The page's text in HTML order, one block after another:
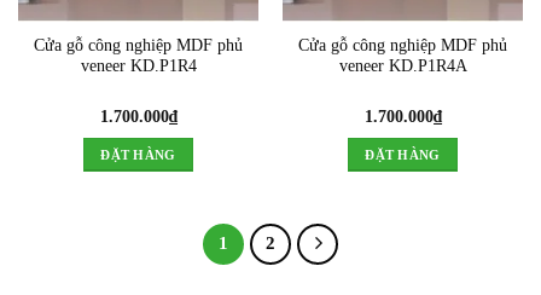
Cửa gỗ công nghiệp MDF phủ
veneer KD.P1R4
1.700.000₫
ĐẶT HÀNG
Cửa gỗ công nghiệp MDF phủ
veneer KD.P1R4A
1.700.000₫
ĐẶT HÀNG
1 2